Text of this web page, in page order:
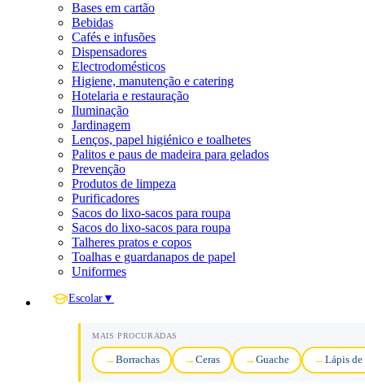
Bases em cartão
Bebidas
Cafés e infusões
Dispensadores
Electrodomésticos
Higiene, manutenção e catering
Hotelaria e restauração
Iluminação
Jardinagem
Lenços, papel higiénico e toalhetes
Palitos e paus de madeira para gelados
Prevenção
Produtos de limpeza
Purificadores
Sacos do lixo-sacos para roupa
Sacos do lixo-sacos para roupa
Talheres pratos e copos
Toalhas e guardanapos de papel
Uniformes
Escolar ▼
MAIS PROCURADAS
Borrachas Ceras Guache Lápis de